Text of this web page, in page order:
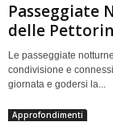
Passeggiate
delle
Le passeggiate
condivisione e
giornata e godersi la...
Approfondimenti